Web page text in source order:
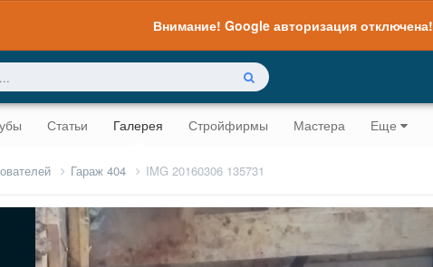
Внимание! Google авторизация отключена!
Статьи Галерея Стройфирмы Мастера Еще
Гараж 404 IMG 20160306 135731